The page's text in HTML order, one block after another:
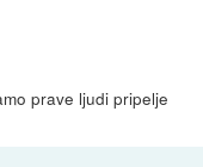
prave ljudi pripelje